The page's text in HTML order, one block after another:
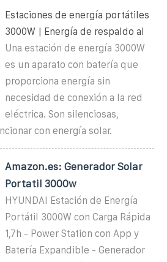
Estaciones de energía portátiles
3000W | Energía de respaldo al
Una estación de energía 3000W
es un aparato con batería que
proporciona energía sin
necesidad de conexión a la red
eléctrica. Son silenciosas,
con energía solar.
Amazon.es: Generador Solar
Portatil 3000w
HYUNDAI Estación de Energía
Portátil 3000W con Carga Rápida
1,7h - Power Station con App y
Batería Expandible - Generador